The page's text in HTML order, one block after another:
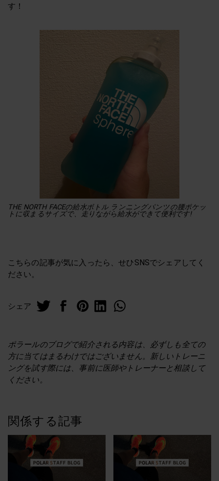
す！
THE NORTH FACEの給水ボトル ランニングパンツの腰ポケッ
トに収まるサイズで、走りながら給水ができて便利です!
こちらの記事が気に入ったら、せひSNSでシェアしてく
ださい。
シェア
ポラールのブログで紹介される内容は、必ずしも全ての
方に当てはまるわけではございません。新しいトレーニ
ングを試す際には、事前に医師やトレーナーと相談して
ください。
関係する記事